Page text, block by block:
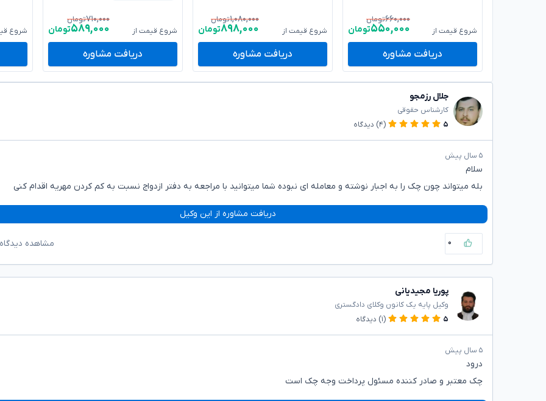
شروع قیمت از
۶۶۰,۰۰۰تومان
۵۵۰,۰۰۰تومان
دریافت مشاوره
شروع قیمت از
۱,۰۸۰,۰۰۰تومان
۸۹۸,۰۰۰تومان
دریافت مشاوره
شروع قیمت از
۷۱۰,۰۰۰تومان
۵۸۹,۰۰۰تومان
دریافت مشاوره
شروع
جلال رزمجو
کارشناس حقوقی
۵
(۴) دیدگاه
۵ سال پیش
سلام
بله میتواند چون چک را به اجبار نوشته و معامله ای نبوده شما میتوانید با مراجعه به دفتر ازدواج نسبت به کم کردن مهریه اقدام کنی
دریافت مشاوره از این وکیل
۰ مشاهده
پوریا مجیدیانی
وکیل پایه یک کانون وکلای دادگستری
۵
(۱) دیدگاه
۵ سال پیش
درود
چک معتبر و صادر کننده مسئول پرداخت وجه چک است